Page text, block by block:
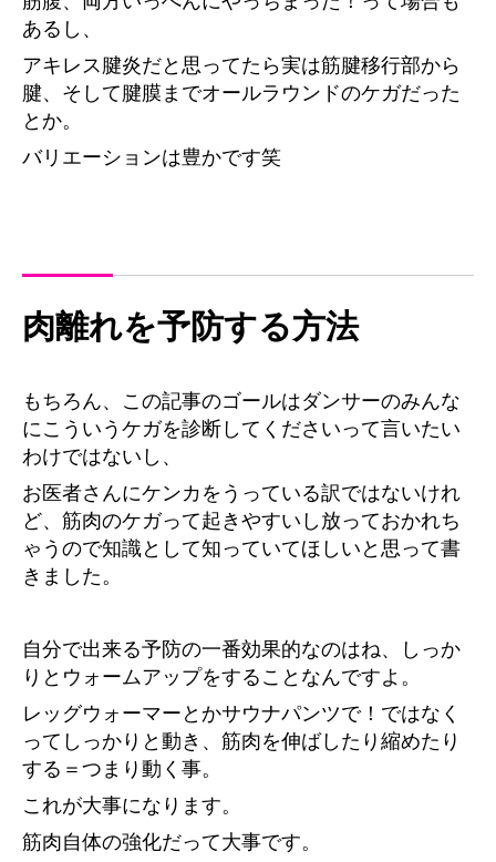
あるし、
アキレス腱炎だと思ってたら実は筋腱移行部から
腱、そして腱膜までオールラウンドのケガだった
とか。
バリエーションは豊かです笑
肉離れを予防する方法
もちろん、この記事のゴールはダンサーのみんな
にこういうケガを診断してくださいって言いたい
わけではないし、
お医者さんにケンカをうっている訳ではないけれ
ど、筋肉のケガって起きやすいし放っておかれち
ゃうので知識として知っていてほしいと思って書
きました。
自分で出来る予防の一番効果的なのはね、しっか
りとウォームアップをすることなんですよ。
レッグウォーマーとかサウナパンツで！ではなく
ってしっかりと動き、筋肉を伸ばしたり縮めたり
する＝つまり動く事。
これが大事になります。
筋肉自体の強化だって大事です。